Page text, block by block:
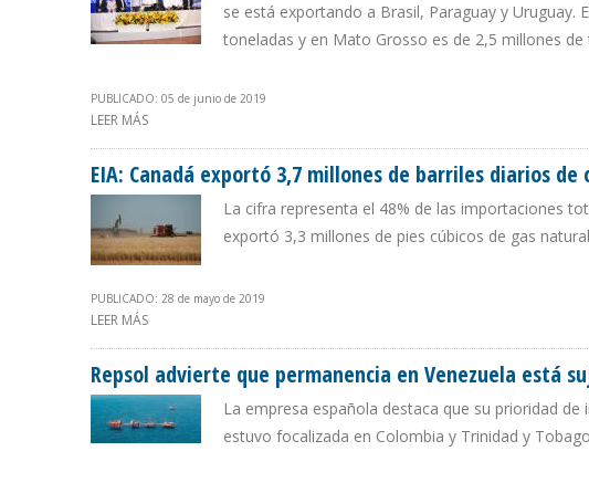
se está exportando a Brasil, Paraguay y Uruguay.
toneladas y en Mato Grosso es de 2,5 millones de
PUBLICADO: 05 de junio de 2019
LEER MÁS
EIA: Canadá exportó 3,7 millones de barriles diarios de
La cifra representa el 48% de las importaciones
exportó 3,3 millones de pies cúbicos de gas
PUBLICADO: 28 de mayo de 2019
LEER MÁS
Repsol advierte que permanencia en Venezuela está
La empresa española destaca que su prioridad
estuvo focalizada en Colombia y Trinidad y Tobago